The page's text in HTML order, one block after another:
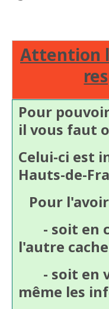
Attention
Pour
il vous faut
Celui-ci est
Hauts-de-
Pour
- soit en
l'autre
- soit en
même les